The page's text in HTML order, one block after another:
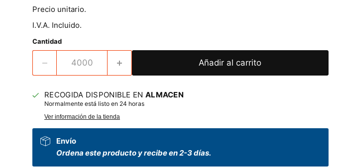
Precio unitario.
I.V.A. Incluido.
Cantidad
Añadir al carrito
RECOGIDA DISPONIBLE EN ALMACEN
Normalmente está listo en 24 horas
Ver información de la tienda
Envío
Ordena este producto y recibe en 2-3 días.